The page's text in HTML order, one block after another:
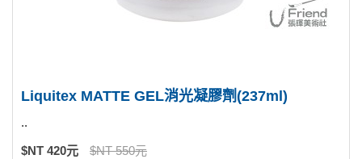
Liquitex MATTE GEL消光凝膠劑(237ml)
..
$NT 420元 $NT 550元